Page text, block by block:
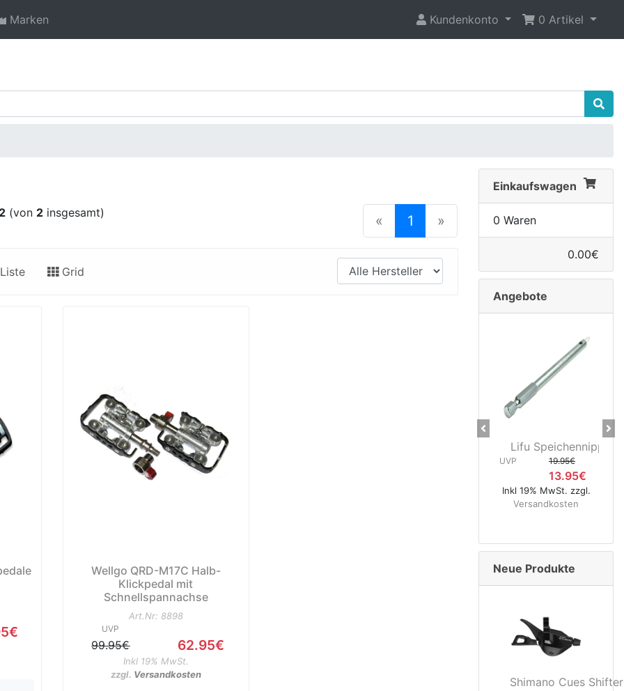
Marken Kundenkonto 0 Artikel
2 (von 2 insgesamt) « 1 (current)
»
Grid
Wellgo QRD-M17C Halb-
Klickpedal mit
Schnellspannachse
Art.Nr: 8898
UVP
99.95€ 62.95€
Inkl 19% MwSt.
zzgl. Versandkosten
Einkaufswagen
0 Waren
0.00€
Angebote
Lifu
UVP 19.95€
13.95€
Inkl 19% MwSt. zzgl.
Versandkosten
CNC
Previous
Neue Produkte
Shimano Cues